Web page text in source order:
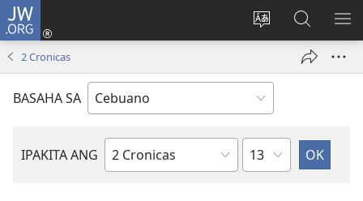
JW.ORG
Ilisi
pinulongan
sa
site
Log
ug
window)
Pangitaa
sa
JW.ORG
2 Cronicas
BASAHA SA
IPAKITA ANG
Basahon
Kapitulo